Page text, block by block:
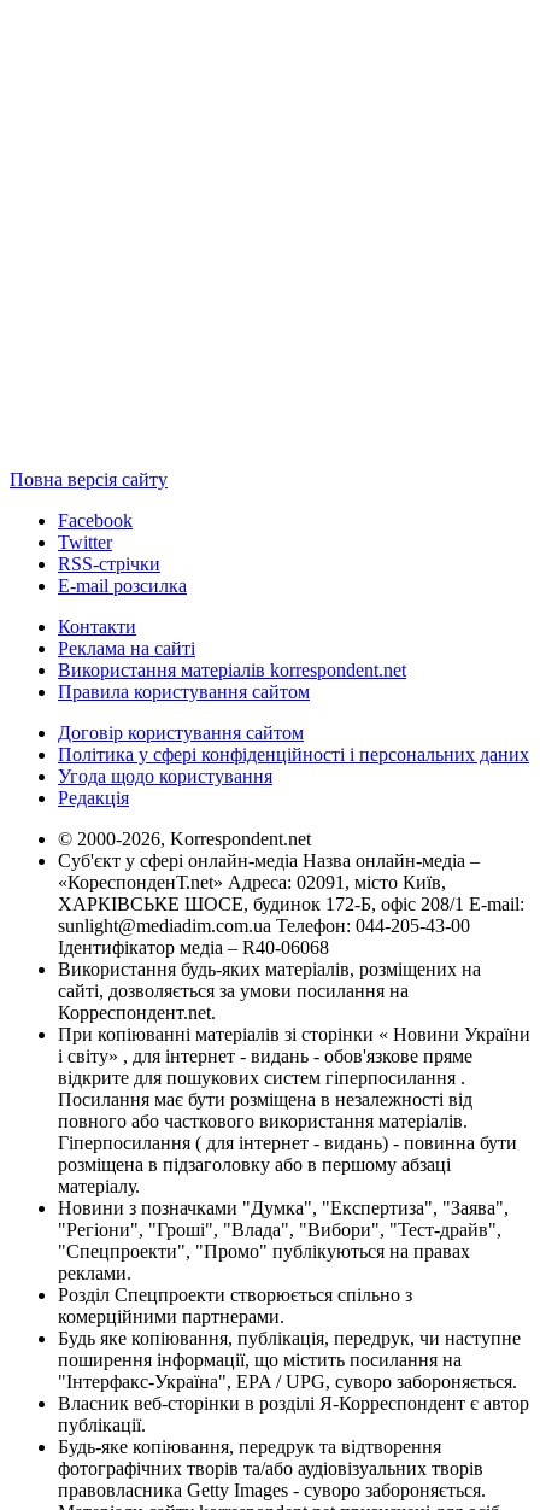
Повна версія сайту
Facebook
Twitter
RSS-стрічки
E-mail розсилка
Контакти
Реклама на сайті
Використання матеріалів korrespondent.net
Правила користування сайтом
Договір користування сайтом
Політика у сфері конфіденційності і персональних даних
Угода щодо користування
Редакція
© 2000-2026, Korrespondent.net
Суб'єкт у сфері онлайн-медіа Назва онлайн-медіа –
«КореспонденТ.net» Адреса: 02091, місто Київ,
ХАРКІВСЬКЕ ШОСЕ, будинок 172-Б, офіс 208/1 E-mail:
sunlight@mediadim.com.ua Телефон: 044-205-43-00
Ідентифікатор медіа – R40-06068
Використання будь-яких матеріалів, розміщених на
сайті, дозволяється за умови посилання на
Корреспондент.net.
При копіюванні матеріалів зі сторінки « Новини України
і світу» , для інтернет - видань - обов'язкове пряме
відкрите для пошукових систем гіперпосилання .
Посилання має бути розміщена в незалежності від
повного або часткового використання матеріалів.
Гіперпосилання ( для інтернет - видань) - повинна бути
розміщена в підзаголовку або в першому абзаці
матеріалу.
Новини з позначками "Думка", "Експертиза", "Заява",
"Регіони", "Гроші", "Влада", "Вибори", "Тест-драйв",
"Спецпроекти", "Промо" публікуються на правах
реклами.
Розділ Спецпроекти створюється спільно з
комерційними партнерами.
Будь яке копіювання, публікація, передрук, чи наступне
поширення інформації, що містить посилання на
"Інтерфакс-Україна", EPA / UPG, суворо забороняється.
Власник веб-сторінки в розділі Я-Корреспондент є автор
публікації.
Будь-яке копіювання, передрук та відтворення
фотографічних творів та/або аудіовізуальних творів
правовласника Getty Images - суворо забороняється.